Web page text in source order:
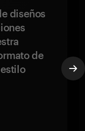
diseños
de